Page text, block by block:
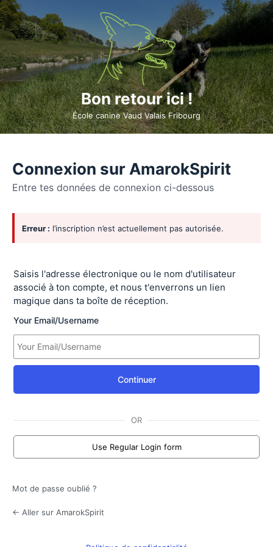
Connexion sur AmarokSpirit
Entre tes données de connexion ci-dessous
Se
connecter
Erreur : l’inscription n’est actuellement pas autorisée.
Saisis l'adresse électronique ou le nom d'utilisateur
associé à ton compte, et nous t'enverrons un lien
magique dans ta boîte de réception.
Your Email/Username
Continuer
OR
Use Regular Login form
Mot de passe oublié ?
← Aller sur AmarokSpirit
Bon retour ici !
École canine Vaud Valais Fribourg